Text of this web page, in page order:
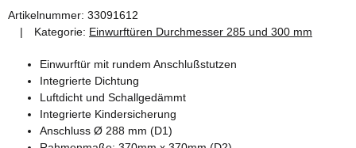
Artikelnummer: 33091612
Kategorie: Einwurftüren Durchmesser 285 und 300 mm
Einwurftür mit rundem Anschlußstutzen
Integrierte Dichtung
Luftdicht und Schallgedämmt
Integrierte Kindersicherung
Anschluss Ø 288 mm (D1)